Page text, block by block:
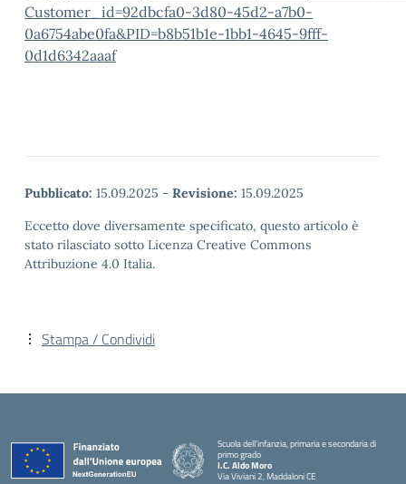
Customer_id=92dbcfa0-3d80-45d2-a7b0-
0a6754abe0fa&PID=b8b51b1e-1bb1-4645-9fff-
0d1d6342aaaf
Pubblicato: 15.09.2025 - Revisione: 15.09.2025
Eccetto dove diversamente specificato, questo articolo è
stato rilasciato sotto Licenza Creative Commons
Attribuzione 4.0 Italia.
Stampa / Condividi
Scuola dell’infanzia, primaria e secondaria di
primo grado
I.C. Aldo Moro
Via Viviani 2, Maddaloni CE